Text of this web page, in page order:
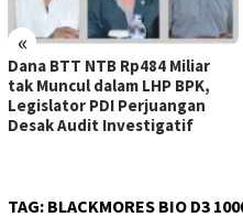
«
Dana BTT NTB Rp484 Miliar
tak Muncul dalam LHP BPK,
Legislator PDI Perjuangan
Desak Audit Investigatif
TAG: BLACKMORES BIO D3